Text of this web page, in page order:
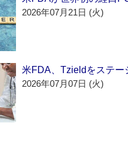
2026年07月21日 (火)
米FDA、Tzieldをステー
2026年07月07日 (火)